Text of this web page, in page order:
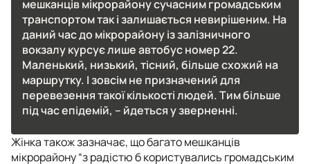
мешканців мікрорайону сучасним громадським
транспортом так і залишається невирішеним. На
даний час до мікрорайону із залізничного
вокзалу курсує лише автобус номер 22.
Маленький, низький, тісний, більше схожий на
маршрутку. І зовсім не призначений для
перевезення такої кількості людей. Тим більше
під час епідемій, – йдеться у зверненні.
Жінка також зазначає, що багато мешканців
мікрорайону “з радістю б користувались громадським